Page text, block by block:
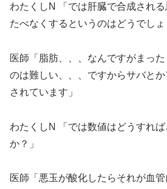
わたくしN 「では肝臓で合成され
たべなくするというのはどうでしょ
医師「脂肪、、、なんですがまっ
のは難しい、、、ですからサバと
されています」
わたくしN 「では数値はどうすれ
か？」
医師「悪玉が酸化したらそれが血